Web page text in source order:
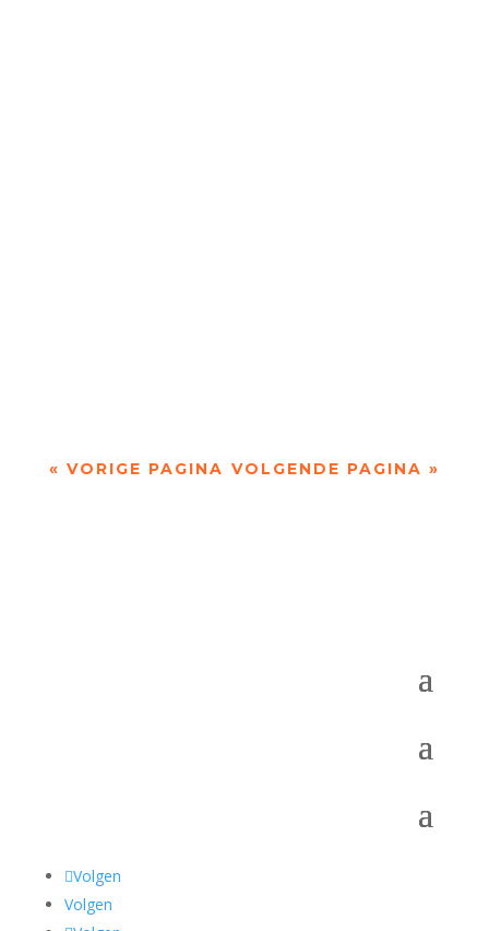
« VORIGE PAGINA VOLGENDE PAGINA »
Volgen
Volgen